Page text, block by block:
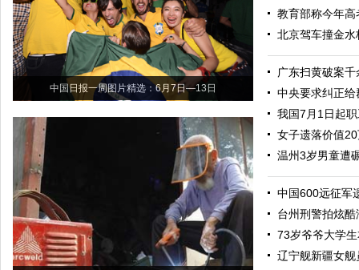
中国日报一周图片精选：6月7日—13日
教育部称今年
北京驾车撞金
广东扫黄破案
中央要求纠正
我国7月1日起
女子遗落价值
温州3岁男童遭
中国600远征军
台州刑警拍炫
73岁爷爷大学
辽宁舰新疆女